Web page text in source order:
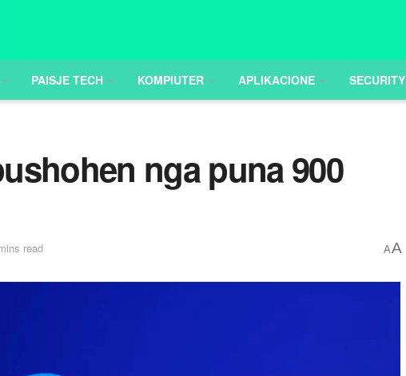
PAISJE TECH KOMPIUTER APLIKACIONE SECURITY
nga puna 900
read AA